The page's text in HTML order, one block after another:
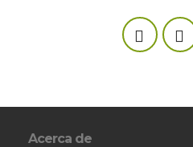
Acerca de